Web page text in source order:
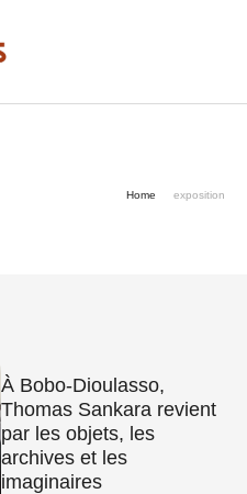
Home exposition
À Bobo-Dioulasso,
Thomas Sankara revient
par les objets, les
archives et les
imaginaires